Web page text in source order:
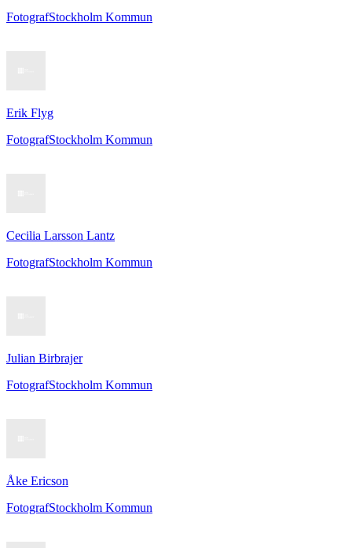
FotografStockholm Kommun
Erik Flyg
FotografStockholm Kommun
Cecilia Larsson Lantz
FotografStockholm Kommun
Julian Birbrajer
FotografStockholm Kommun
Åke Ericson
FotografStockholm Kommun